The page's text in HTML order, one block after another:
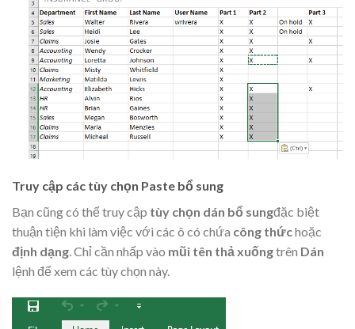
Truy cập các tùy chọn Paste bổ sung
Bạn cũng có thể truy cập tùy chọn dán bổ sungđặc biệt
thuận tiện khi làm việc với các ô có chứa công thứchoặc
định dạng. Chỉ cần nhấp vào mũi tên thả xuốngtrên Dán
lệnh để xem các tùy chọn này.